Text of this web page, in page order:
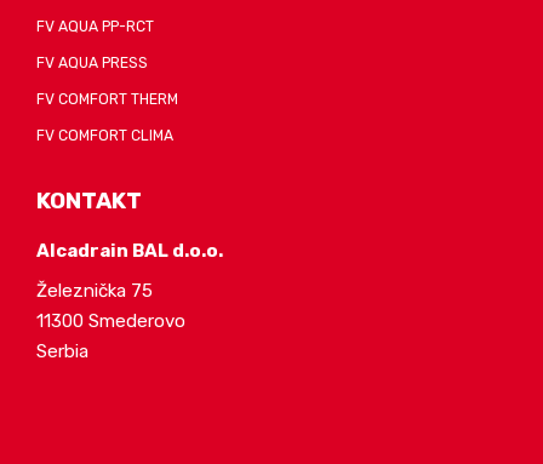
FV AQUA PP-RCT
FV AQUA PRESS
FV COMFORT THERM
FV COMFORT CLIMA
KONTAKT
Alcadrain BAL d.o.o.
Železnička 75
11300 Smederovo
Serbia